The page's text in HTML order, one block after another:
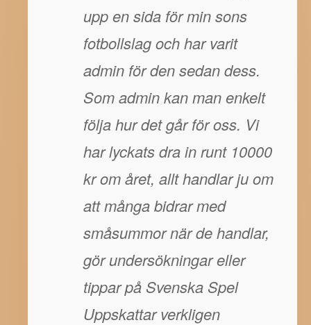
upp en sida för min sons
fotbollslag och har varit
admin för den sedan dess.
Som admin kan man enkelt
följa hur det går för oss. Vi
har lyckats dra in runt 10000
kr om året, allt handlar ju om
att många bidrar med
småsummor när de handlar,
gör undersökningar eller
tippar på Svenska Spel
Uppskattar verkligen